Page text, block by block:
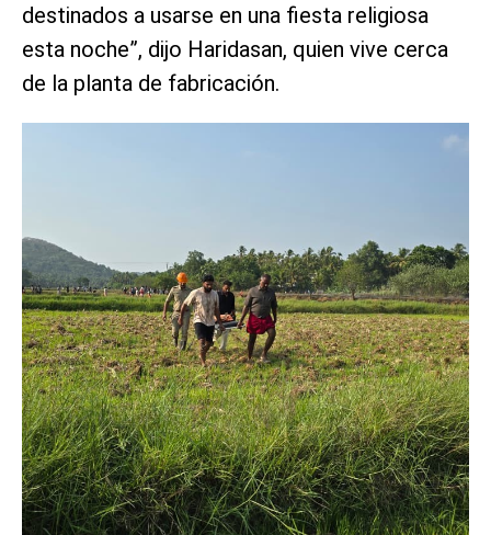
destinados a usarse en una fiesta religiosa
esta noche”, dijo Haridasan, quien vive cerca
de la planta de fabricación.